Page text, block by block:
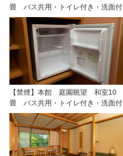
畳 バス共用・トイレ付き・洗面付
【禁煙】本館 庭園眺望 和室10
畳 バス共用・トイレ付き・洗面付